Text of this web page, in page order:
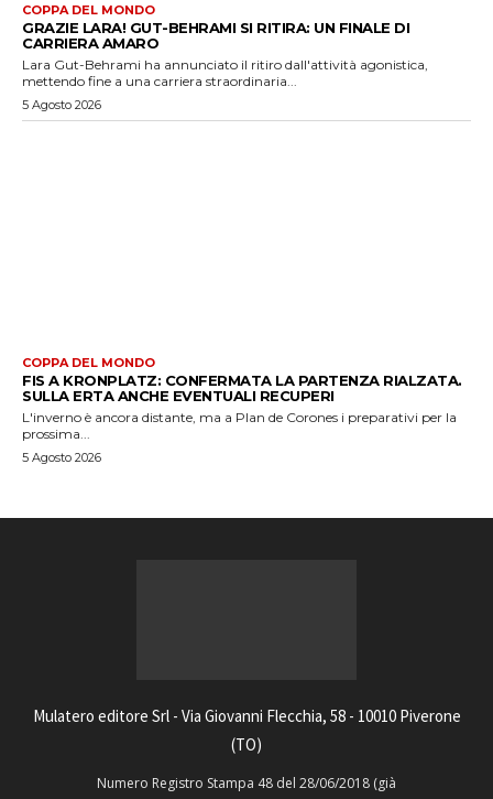
COPPA DEL MONDO
GRAZIE LARA! GUT-BEHRAMI SI RITIRA: UN FINALE DI
CARRIERA AMARO
Lara Gut-Behrami ha annunciato il ritiro dall'attività agonistica,
mettendo fine a una carriera straordinaria...
5 Agosto 2026
COPPA DEL MONDO
FIS A KRONPLATZ: CONFERMATA LA PARTENZA RIALZATA.
SULLA ERTA ANCHE EVENTUALI RECUPERI
L'inverno è ancora distante, ma a Plan de Corones i preparativi per la
prossima...
5 Agosto 2026
Mulatero editore Srl - Via Giovanni Flecchia, 58 - 10010 Piverone
(TO)
Numero Registro Stampa 48 del 28/06/2018 (già